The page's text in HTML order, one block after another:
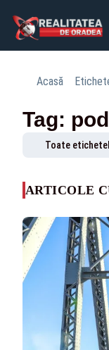
Acasă
Tag: pod
Toate
ARTICOLE